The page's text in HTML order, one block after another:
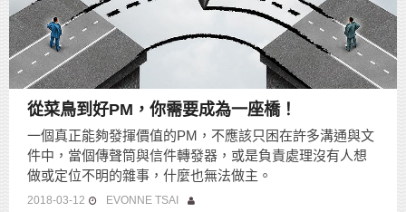
從菜鳥到好PM，你需要成為一座橋！
一個真正能夠發揮價值的PM，不應該只困在許多溝通與文
件中，當個傳聲筒與信件轉發器，或是負責處理沒有人想
做或定位不明的雜事，什麼也無法做主。
2018-03-12 EVONNE TSAI